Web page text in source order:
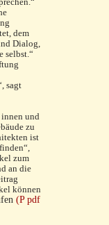
dem
Dialog,
selbst.“
sagt
innen und
zu
ist
zum
an die
können
(P pdf